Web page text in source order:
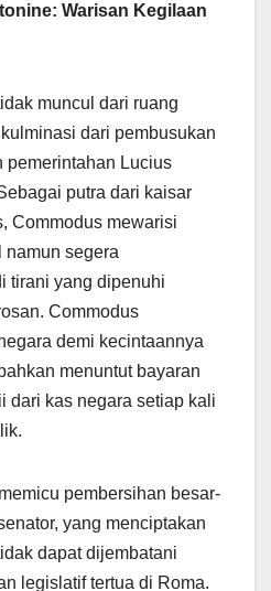
Warisan Kegilaan
muncul dari ruang
dari pembusukan
pemerintahan Lucius
putra dari kaisar
Commodus mewarisi
namun segera
tirani yang dipenuhi
Commodus
demi kecintaannya
menuntut bayaran
dari kas negara setiap kali
pembersihan besar-
yang menciptakan
dapat dijembatani
legislatif tertua di Roma.